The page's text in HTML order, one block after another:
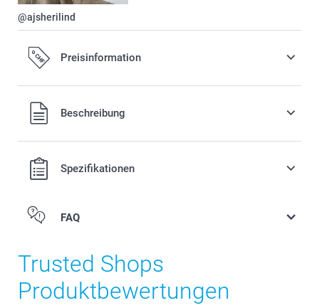
@ajsherilind
Preisinformation
Alle Preise verstehen sich in Schweizer Franken (CHF) inkl.
MwSt. und zzgl. Versandkosten.
Beschreibung
Spezifikationen
FAQ
Trusted Shops
Produktbewertungen